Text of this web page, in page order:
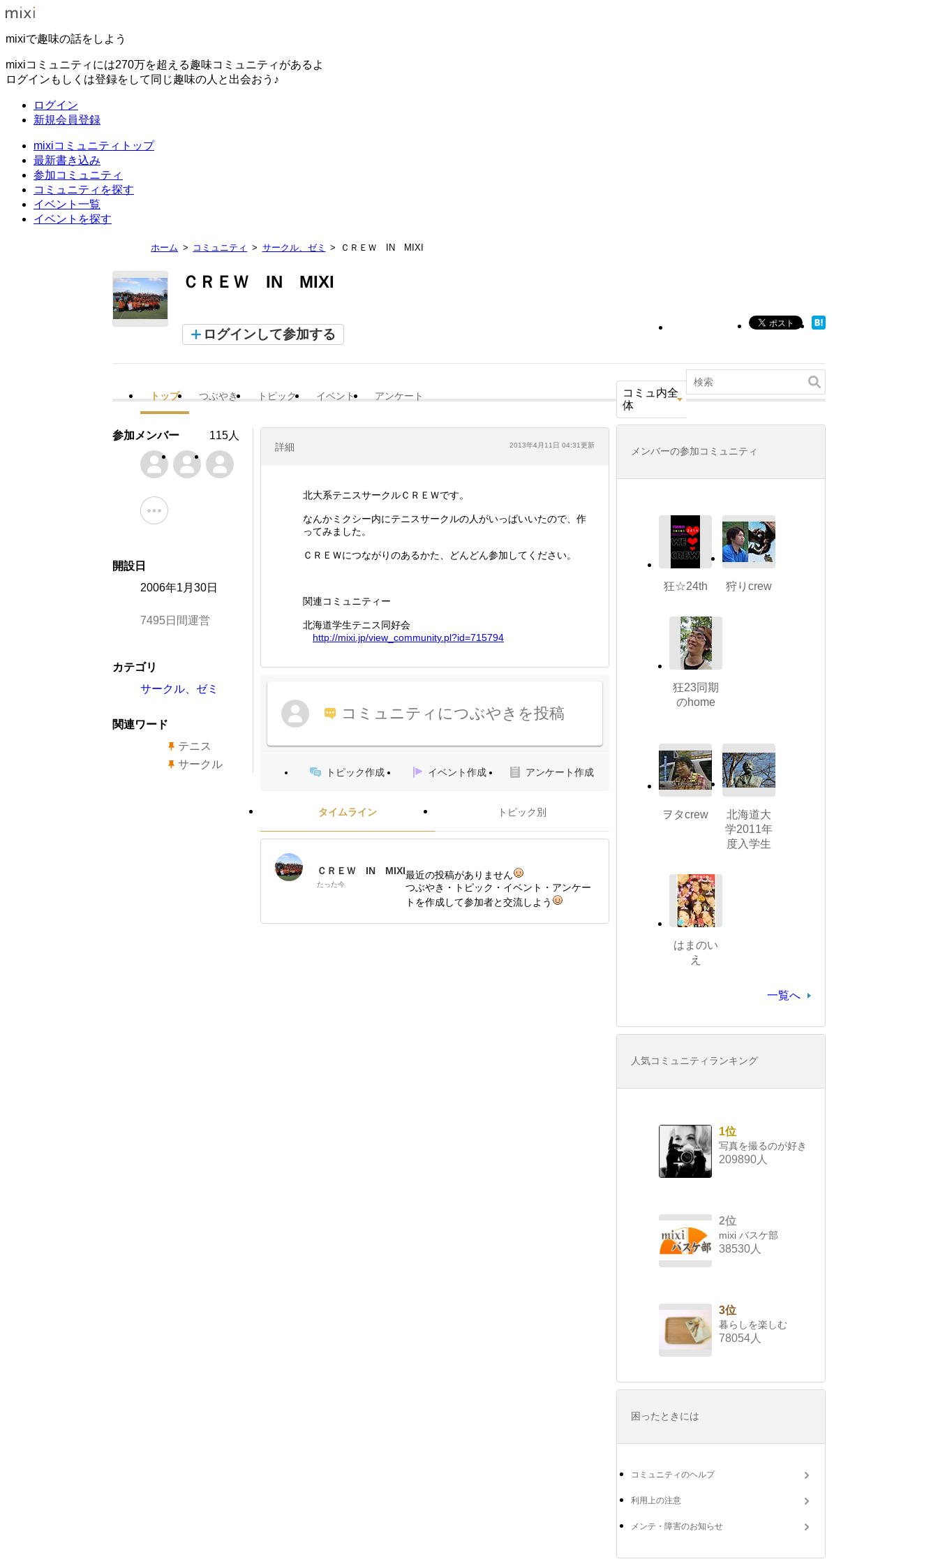
mixiで趣味の話をしよう
mixiコミュニティには270万を超える趣味コミュニティがあるよ
ログインもしくは登録をして同じ趣味の人と出会おう♪
ログイン
新規会員登録
mixiコミュニティトップ
最新書き込み
参加コミュニティ
コミュニティを探す
イベント一覧
イベントを探す
ホーム コミュニティ サークル、ゼミ ＣＲＥＷ IN MIXI
ＣＲＥＷ IN MIXI
ログインして参加する
トップ つぶやき トピック イベント アンケート
コミュ内全
体
詳細 2013年4月11日 04:31更新
北大系テニスサークルＣＲＥＷです。
なんかミクシー内にテニスサークルの人がいっぱいいたので、作
ってみました。
ＣＲＥＷにつながりのあるかた、どんどん参加してください。
関連コミュニティー
北海道学生テニス同好会
http://mixi.jp/view_community.pl?id=715794
コミュニティにつぶやきを投稿
トピック作成 イベント作成 アンケート作成
タイムライン トピック別
ＣＲＥＷ IN MIXI
たった今
最近の投稿がありません
つぶやき・トピック・イベント・アンケー
トを作成して参加者と交流しよう
参加メンバー 115人
開設日
2006年1月30日
7495日間運営
カテゴリ
サークル、ゼミ
関連ワード
テニス
サークル
メンバーの参加コミュニティ
狂☆24th 狩りcrew
狂23同期
のhome
ヲタcrew
北海道大
学2011年
度入学生
はまのい
え
一覧へ
人気コミュニティランキング
1位
写真を撮るのが好き
209890人
2位
mixi バスケ部
38530人
3位
暮らしを楽しむ
78054人
困ったときには
コミュニティのヘルプ
利用上の注意
メンテ・障害のお知らせ